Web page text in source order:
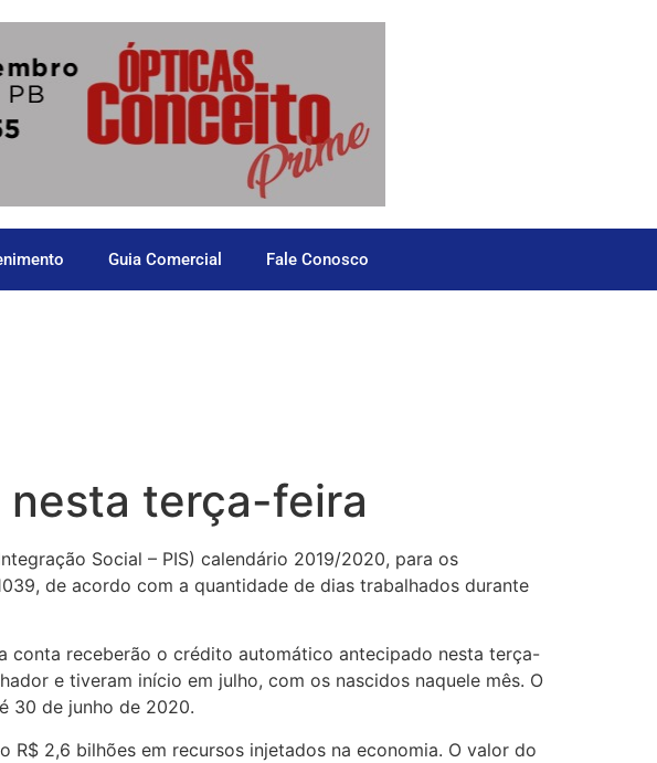
Guia Comercial Fale Conosco
nesta terça-feira
Social – PIS) calendário 2019/2020, para os
de acordo com a quantidade de dias trabalhados durante
conta receberão o crédito automático antecipado nesta terça-
e tiveram início em julho, com os nascidos naquele mês. O
30 de junho de 2020.
2,6 bilhões em recursos injetados na economia. O valor do